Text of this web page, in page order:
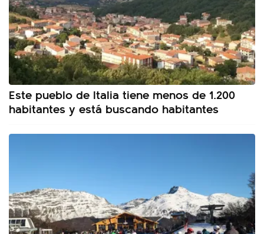
Este pueblo de Italia tiene menos de 1.200
habitantes y está buscando habitantes